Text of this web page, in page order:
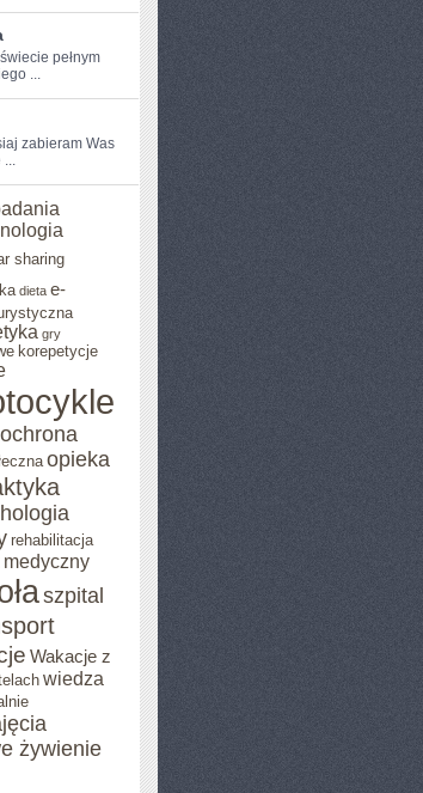
pełnym
...
‌zabieram​ Was
...
sharing
dieta e-
gry
korepetycje
ochrona
opieka
rehabilitacja
medyczny
szpital
Wakacje z
wiedza
żywienie